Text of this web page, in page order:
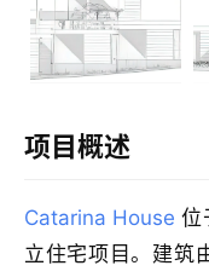
筑
设
计
室
设
计
项目概述
Catarina House 位
立住宅项目。建筑